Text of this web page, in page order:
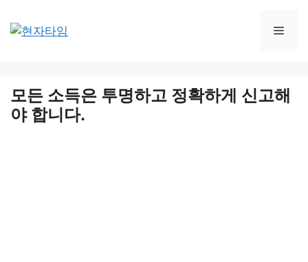
모든 소득은 투명하고 정확하게 신고해
야 합니다.